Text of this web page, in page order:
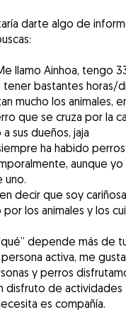
darte algo de
llamo Ainhoa, tengo
bastantes horas/
mucho los animales,
que se cruza por la
sus dueños, jaja
ha habido
aunque
uno.
decir que soy
los animales y los
“qué” depende más de
persona activa, me
y perros
disfruto de actividades
es compañía.